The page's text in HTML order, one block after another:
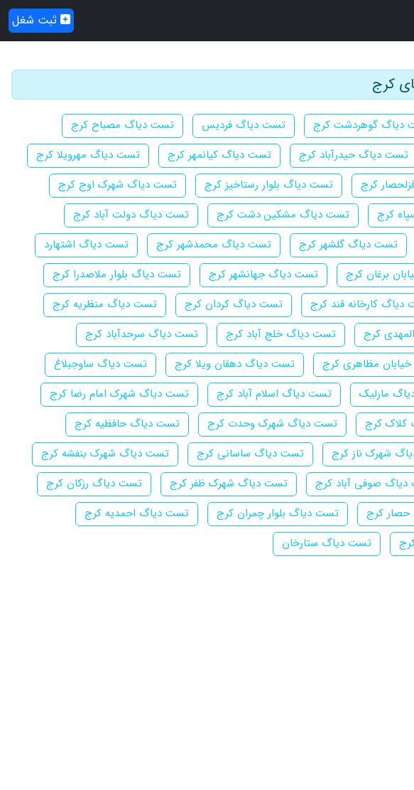
ثبت شغل
کرج
دیاگ گوهردشت کرج تست دیاگ فردیس
تست دیاگ مصباح کرج
تست دیاگ حیدرآباد کرج تست دیاگ کیانمهر کرج
تست دیاگ مهرویلا کرج
کرج تست دیاگ بلوار رستاخیز کرج
تست دیاگ شهرک اوج کرج
کرج تست دیاگ مشکین دشت کرج
تست دیاگ دولت آباد کرج
تست دیاگ گلشهر کرج تست دیاگ محمدشهر کرج
تست دیاگ اشتهارد
برغان کرج تست دیاگ جهانشهر کرج
تست دیاگ بلوار ملاصدرا کرج
کارخانه قند کرج تست دیاگ کردان کرج
تست دیاگ منظریه کرج
کرج تست دیاگ خلج آباد کرج
تست دیاگ سرحدآباد کرج
مظاهری کرج تست دیاگ دهقان ویلا کرج
تست دیاگ ساوجبلاغ
مارلیک تست دیاگ اسلام آباد کرج
تست دیاگ شهرک امام رضا کرج
کرج تست دیاگ شهرک وحدت کرج
تست دیاگ حافظیه کرج
شهرک ناز کرج تست دیاگ ساسانی کرج
تست دیاگ شهرک بنفشه کرج
صوفی آباد کرج تست دیاگ شهرک ظفر کرج
تست دیاگ رزکان کرج
کرج تست دیاگ بلوار چمران کرج
تست دیاگ احمدیه کرج
تست دیاگ ستارخان